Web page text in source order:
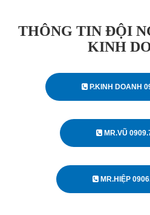
THÔNG TIN ĐỘI
KINH
P.KINH DOANH
MR.VŨ
MR.HIỆP